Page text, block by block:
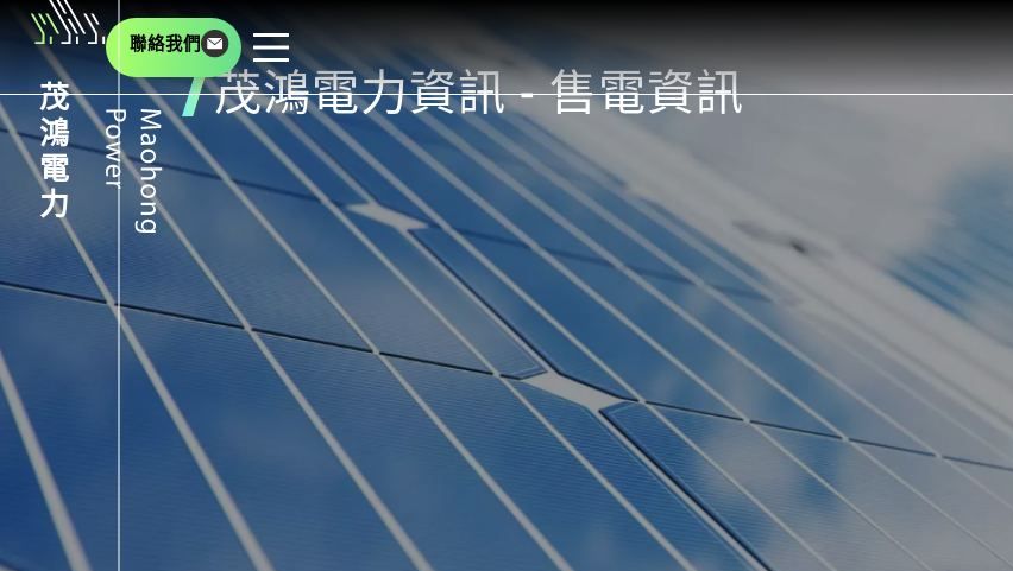
茂
鴻
電
力
聯絡我們
茂鴻電力資訊 - 售電資訊